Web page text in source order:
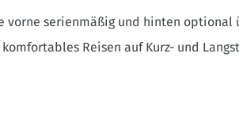
vorne serienmäßig und hinten optional
Reisen auf Kurz- und